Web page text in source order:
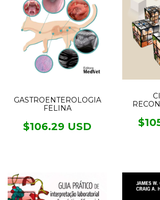
GASTROENTEROLOGIA
FELINA
$106.29 USD